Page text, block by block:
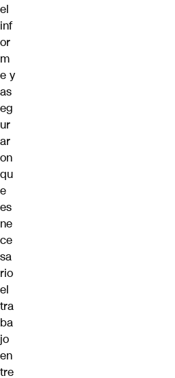
el
inf
or
m
e y
as
eg
ur
ar
on
qu
e
es
ne
ce
sa
rio
el
tra
ba
jo
en
tre